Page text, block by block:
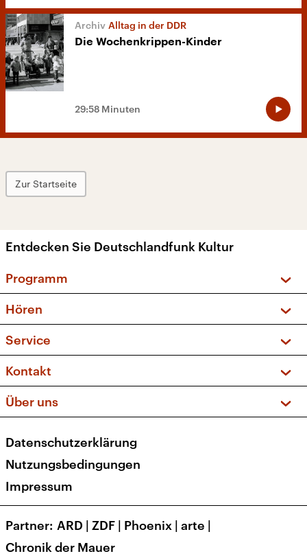
Alltag in der DDR
Die Wochenkrippen-Kinder
29:58 Minuten
Zur Startseite
Entdecken Sie Deutschlandfunk Kultur
Programm
Sendungen und Podcasts
Musikliste
Kakadu – Das Kinderprogramm
Hören
Frequenzen (UKW + DAB+)
Service
FAQ
Apps
Newsletter
Kontakt
Social Media
Über uns
Presse
Karriere
Transparenz
Datenschutzerklärung
Nutzungsbedingungen
Impressum
Partner ARD | ZDF | Phoenix | arte |
Chronik der Mauer